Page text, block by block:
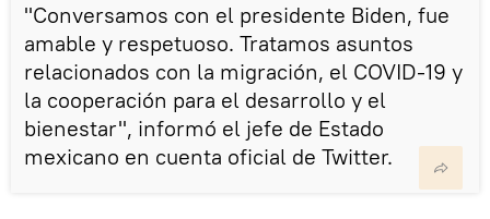
"Conversamos con el presidente Biden, fue
amable y respetuoso. Tratamos asuntos
relacionados con la migración, el COVID-19 y
la cooperación para el desarrollo y el
bienestar", informó el jefe de Estado
mexicano en cuenta oficial de Twitter.